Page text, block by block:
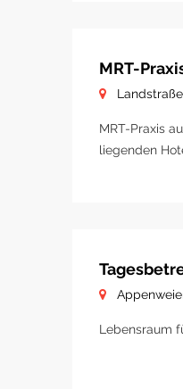
MRT-
MRT-Praxis
liegenden
Lebensraum